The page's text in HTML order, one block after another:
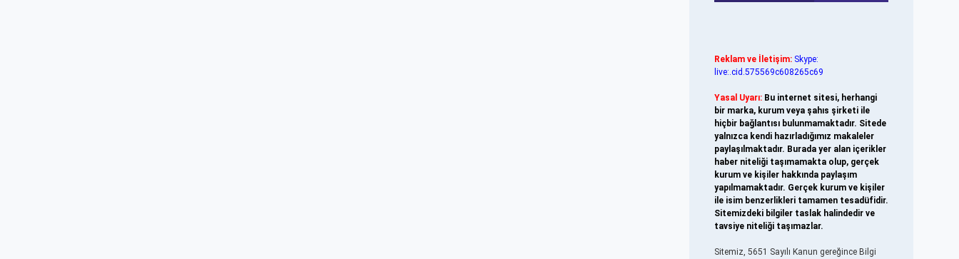
Reklam ve İletişim: Skype:
live:.cid.575569c608265c69
Yasal Uyarı: Bu internet sitesi, herhangi
bir marka, kurum veya şahıs şirketi ile
hiçbir bağlantısı bulunmamaktadır. Sitede
yalnızca kendi hazırladığımız makaleler
paylaşılmaktadır. Burada yer alan içerikler
haber niteliği taşımamakta olup, gerçek
kurum ve kişiler hakkında paylaşım
yapılmamaktadır. Gerçek kurum ve kişiler
ile isim benzerlikleri tamamen tesadüfidir.
Sitemizdeki bilgiler taslak halindedir ve
tavsiye niteliği taşımazlar.
Sitemiz, 5651 Sayılı Kanun gereğince Bilgi